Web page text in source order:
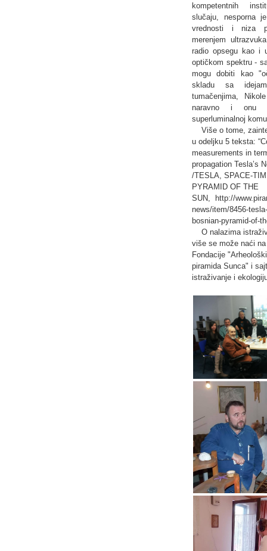
kompetentnih
slučaju, nesporna
vrednosti i niza
merenjem
radio opsegu kao i
optičkom spektru -
mogu dobiti kao
skladu sa
tumačenjima,
naravno i onu
superluminalnoj
Više o tome,
u odeljku 5 teksta:
measurements in
propagation Tesla’s
/TESLA, SPACE-
PYRAMID OF THE
SUN,
http://
news/item/8456-
bosnian-pyramid-of-
O nalazima
više se može naći
Fondacije
piramida Sunca" i
istraživanje i